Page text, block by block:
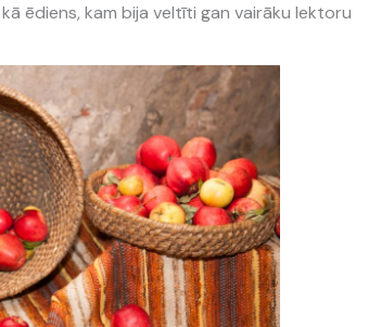
ēdiens, kam bija veltīti gan vairāku lektoru